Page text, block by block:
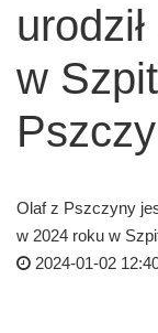
w
Olaf z Pszczyny
w 2024 roku w
2024-01-02